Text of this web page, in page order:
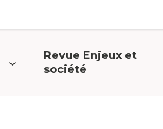
Ouvrir
Revue Enjeux et
société